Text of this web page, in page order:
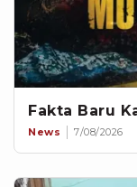
Fakta Baru
News 7/08/2026